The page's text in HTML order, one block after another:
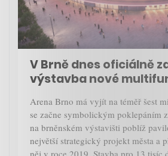
V Brně dnes oficiálně
výstavba nové
Arena Brno má vyjít na téměř šest
se začne symbolickým poklepáním
na brněnském výstavišti poblíž
největší strategický projekt města a